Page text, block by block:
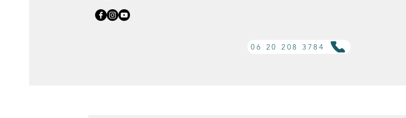
06 20 208 3784